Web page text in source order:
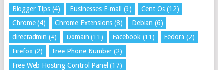
Blogger Tips(4) Businesses E-mail (3) Cent Os(12)
Chrome(4) Chrome Extensions(8) Debian (6)
directadmin (4) Domain (11) Facebook(11) Fedora (2)
Firefox(2) Free Phone Number(2)
Free Web Hosting Control Panel (17)